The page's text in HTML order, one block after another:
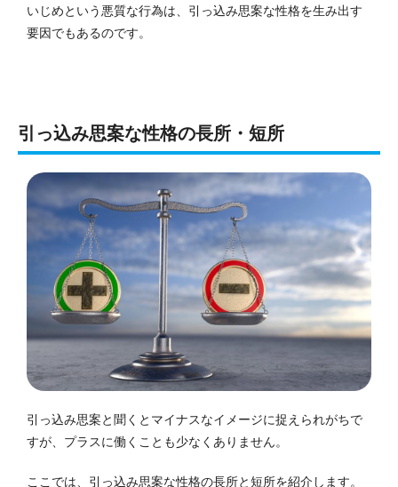
いじめという悪質な行為は、引っ込み思案な性格を生み出す
要因でもあるのです。
引っ込み思案な性格の長所・短所
引っ込み思案と聞くとマイナスなイメージに捉えられがちで
すが、プラスに働くことも少なくありません。
ここでは、引っ込み思案な性格の長所と短所を紹介します。